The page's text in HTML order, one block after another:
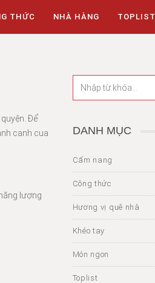
THỨC NHÀ HÀNG TOPLIST
Để
canh cua
lượng
DANH MỤC
Cẩm nang
Công thức
Hương vị quê nhà
Khéo tay
Món ngon
Toplist